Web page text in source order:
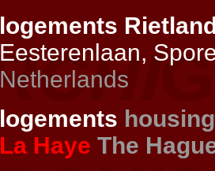
logements
Eesterenlaan,
Netherlands
logements housing
La Haye The